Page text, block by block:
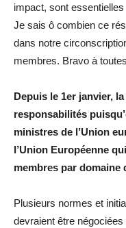
impact, sont
Je sais ô combien ce
dans notre
membres. Bravo à
Depuis le 1er janvier,
responsabilités
ministres de l’Union
l’Union Européenne
membres par domaine
Plusieurs normes et
devraient être